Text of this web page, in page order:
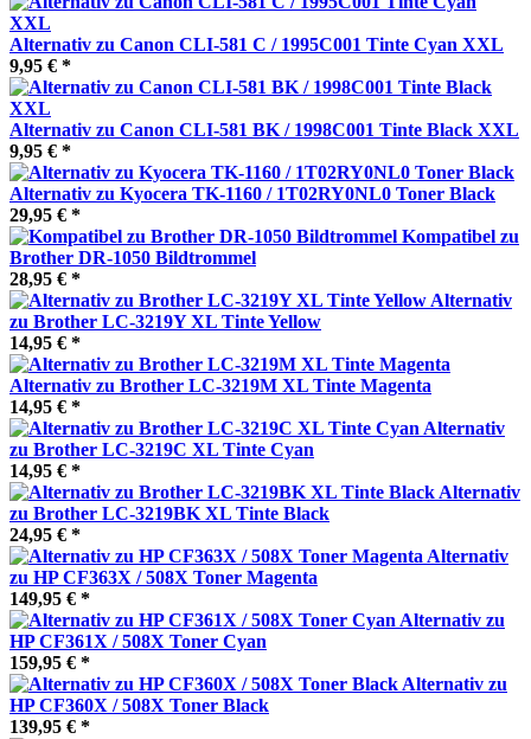
Alternativ zu Canon CLI-581 C / 1995C001 Tinte Cyan XXL
9,95 € *
Alternativ zu Canon CLI-581 BK / 1998C001 Tinte Black XXL
9,95 € *
Alternativ zu Kyocera TK-1160 / 1T02RY0NL0 Toner Black
29,95 € *
Kompatibel zu
Brother DR-1050 Bildtrommel
28,95 € *
Alternativ
zu Brother LC-3219Y XL Tinte Yellow
14,95 € *
Alternativ zu Brother LC-3219M XL Tinte Magenta
14,95 € *
Alternativ
zu Brother LC-3219C XL Tinte Cyan
14,95 € *
Alternativ
zu Brother LC-3219BK XL Tinte Black
24,95 € *
Alternativ
zu HP CF363X / 508X Toner Magenta
149,95 € *
Alternativ zu
HP CF361X / 508X Toner Cyan
159,95 € *
Alternativ zu
HP CF360X / 508X Toner Black
139,95 € *